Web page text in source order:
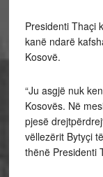
Presidenti Thaçi
kanë ndarë
Kosovë.
“Ju asgjë nuk
Kosovës. Në
pjesë
vëllezërit Bytyçi
thënë Presidenti